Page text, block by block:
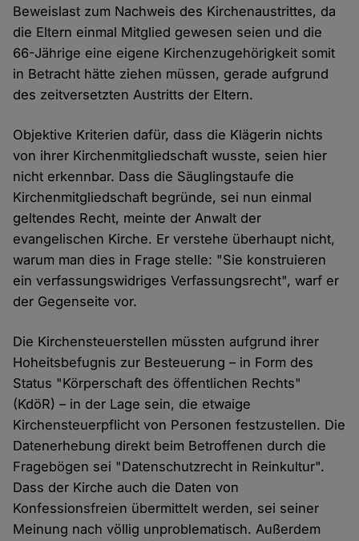
Beweislast zum Nachweis des Kirchenaustrittes, da
die Eltern einmal Mitglied gewesen seien und die
66-Jährige eine eigene Kirchenzugehörigkeit somit
in Betracht hätte ziehen müssen, gerade aufgrund
des zeitversetzten Austritts der Eltern.
Objektive Kriterien dafür, dass die Klägerin nichts
von ihrer Kirchenmitgliedschaft wusste, seien hier
nicht erkennbar. Dass die Säuglingstaufe die
Kirchenmitgliedschaft begründe, sei nun einmal
geltendes Recht, meinte der Anwalt der
evangelischen Kirche. Er verstehe überhaupt nicht,
warum man dies in Frage stelle: "Sie konstruieren
ein verfassungswidriges Verfassungsrecht", warf er
der Gegenseite vor.
Die Kirchensteuerstellen müssten aufgrund ihrer
Hoheitsbefugnis zur Besteuerung – in Form des
Status "Körperschaft des öffentlichen Rechts"
(KdöR) – in der Lage sein, die etwaige
Kirchensteuerpflicht von Personen festzustellen. Die
Datenerhebung direkt beim Betroffenen durch die
Fragebögen sei "Datenschutzrecht in Reinkultur".
Dass der Kirche auch die Daten von
Konfessionsfreien übermittelt werden, sei seiner
Meinung nach völlig unproblematisch. Außerdem